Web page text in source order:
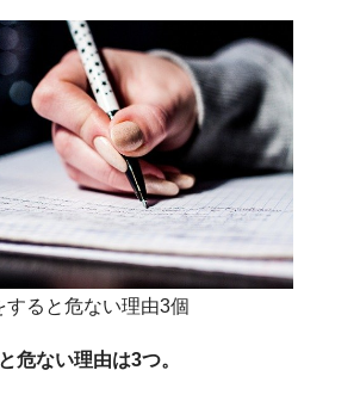
すると危ない理由3個
危ない理由は3つ。